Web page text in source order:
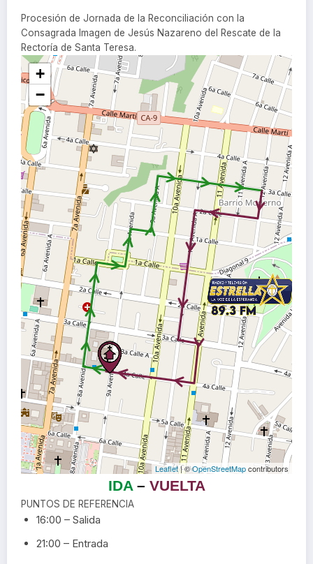
Procesión de Jornada de la Reconciliación con la
Consagrada Imagen de Jesús Nazareno del Rescate de la
Rectoría de Santa Teresa.
+
−
Leaflet| ©OpenStreetMapcontributors
IDA– VUELTA
PUNTOS DE REFERENCIA
16:00 – Salida
21:00 – Entrada